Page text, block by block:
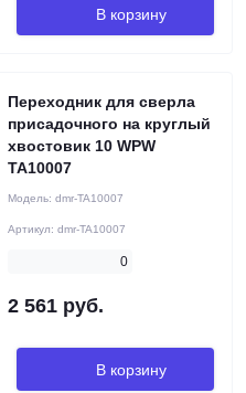
В корзину
Переходник для сверла
присадочного на круглый
хвостовик 10 WPW
TA10007
Модель: dmr-TA10007
Артикул: dmr-TA10007
0
2 561 руб.
В корзину